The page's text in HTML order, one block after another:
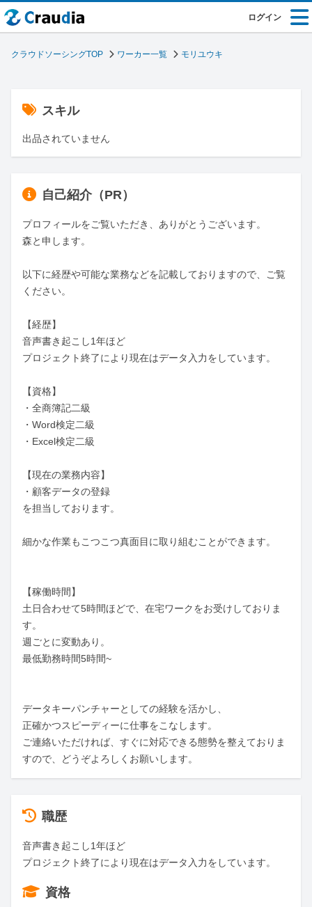
ログイン
クラウドソーシングTOP ワーカー一覧 モリユウキ
スキル
出品されていません
自己紹介（PR）
プロフィールをご覧いただき、ありがとうございます。
森と申します。
以下に経歴や可能な業務などを記載しておりますので、ご覧
ください。
【経歴】
音声書き起こし1年ほど
プロジェクト終了により現在はデータ入力をしています。
【資格】
・全商簿記二級
・Word検定二級
・Excel検定二級
【現在の業務内容】
・顧客データの登録
を担当しております。
細かな作業もこつこつ真面目に取り組むことができます。
【稼働時間】
土日合わせて5時間ほどで、在宅ワークをお受けしておりま
す。
週ごとに変動あり。
最低勤務時間5時間~
データキーパンチャーとしての経験を活かし、
正確かつスピーディーに仕事をこなします。
ご連絡いただければ、すぐに対応できる態勢を整えておりま
すので、どうぞよろしくお願いします。
職歴
音声書き起こし1年ほど
プロジェクト終了により現在はデータ入力をしています。
資格